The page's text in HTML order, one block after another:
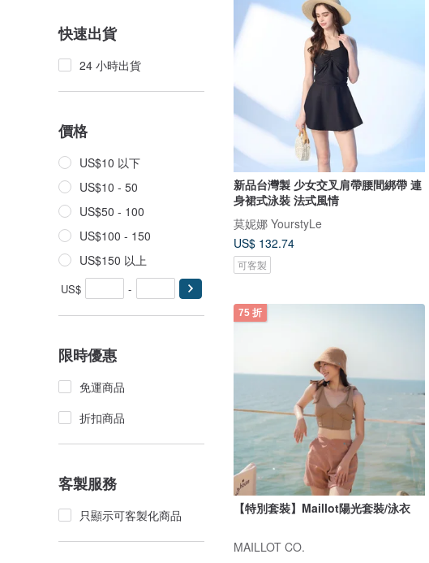
快速出貨
24 小時出貨
價格
US$10 以下
US$10 - 50
US$50 - 100
US$100 - 150
US$150 以上
US$ -
限時優惠
免運商品
折扣商品
客製服務
只顯示可客製化商品
新品台灣製 少女交叉肩帶腰間綁帶 連
身裙式泳裝 法式風情
莫妮娜 YourstyLe
US$ 132.74
可客製
75 折
【特別套裝】Maillot陽光套裝/泳衣
MAILLOT CO.